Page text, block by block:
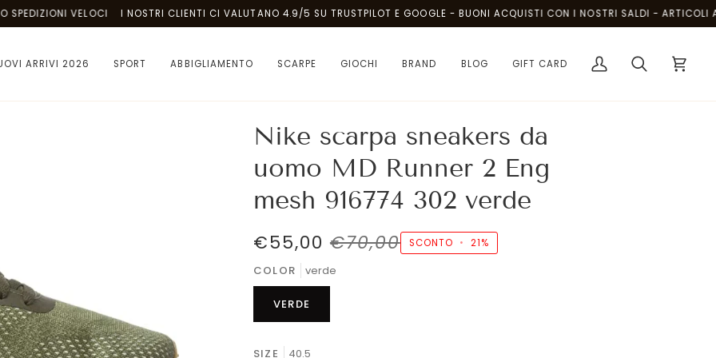
VELOCI I NOSTRI CLIENTI CI VALUTANO 4.9/5 SU TRUSTPILOT E GOOGLE - BUONI ACQUISTI CON I NOSTRI SALDI - ARTICOLI AL
ARRIVI 2026 SPORT ABBIGLIAMENTO SCARPE GIOCHI BRAND BLOG GIFT CARD
Il
account
Cerca Carrello
Nike scarpa sneakers da
uomo MD Runner 2 Eng
mesh 916774 302 verde
€55,00 €70,00 SCONTO • 21%
COLOR verde
VERDE
SIZE 40.5